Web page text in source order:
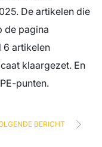
De artikelen die
de pagina
6 artikelen
klaargezet. En
punten.
BERICHT